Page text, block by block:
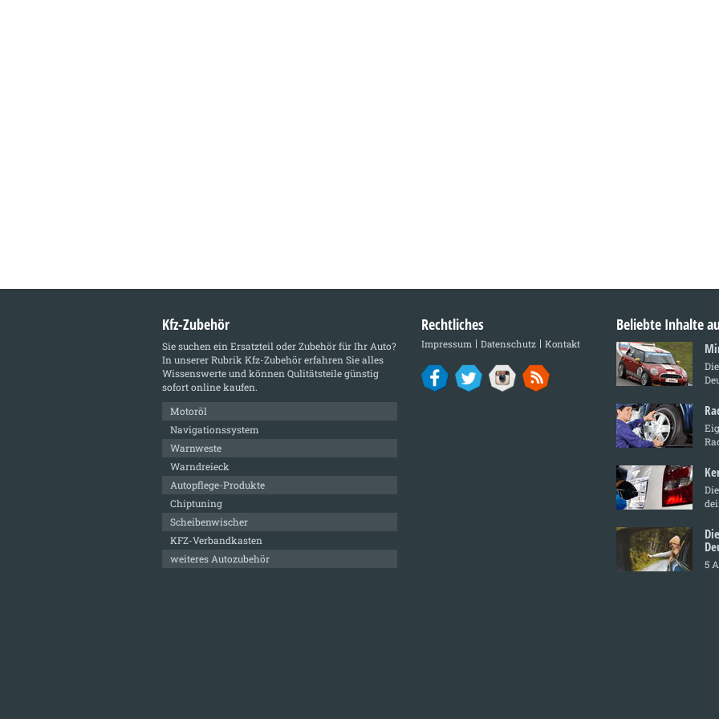
Kfz-Zubehör
Sie suchen ein Ersatzteil oder Zubehör für Ihr Auto?
In unserer Rubrik Kfz-Zubehörerfahren Sie alles
Wissenswerte und können Qulitätsteile günstig
sofort online kaufen.
Motoröl
Navigationssystem
Warnweste
Warndreieck
Autopflege-Produkte
Chiptuning
Scheibenwischer
KFZ-Verbandkasten
weiteres Autozubehör
Rechtliches
Impressum Datenschutz Kontakt
Beliebte Inhalte
5